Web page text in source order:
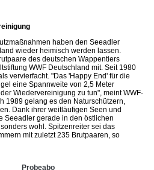
haben den Seeadler
wieder heimisch werden lassen.
des deutschen Wappentiers
WWF Deutschland mit. Seit 1980
vervierfacht. "Das 'Happy End' für die
eine Spannweite von 2,5 Meter
Wiedervereinigung zu tun", meint WWF-
1989 gelang es den Naturschützern,
Dank ihrer weitläufigen Seen und
Seeadler gerade in den östlichen
wohl. Spitzenreiter sei das
mit zuletzt 235 Brutpaaren, so
Probeabo